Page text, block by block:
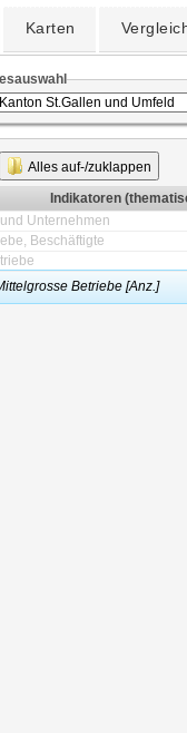
Karten
Alles auf-/zuklappen
Indikatoren
Unternehmen
Beschäftigte
Betriebe [Anz.]